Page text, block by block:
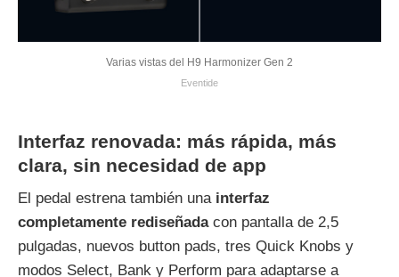
Varias vistas del H9 Harmonizer Gen 2
Eventide
Interfaz renovada: más rápida, más
clara, sin necesidad de app
El pedal estrena también una interfaz
completamente rediseñadacon pantalla de 2,5
pulgadas, nuevos button pads, tres Quick Knobs y
modos Select, Bank y Perform para adaptarse a